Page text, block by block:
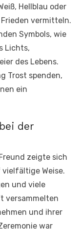
Hellblau oder
vermitteln.
Symbols, wie
Lichts,
des Lebens.
Trost spenden,
ein
der
zeigte sich
vielfältige Weise.
und viele
versammelten
und ihrer
war